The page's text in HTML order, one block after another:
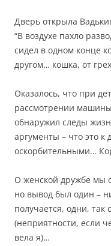
Дверь открыла
“В воздухе пахло
сидел в одном конце
другом… кошка, от
Оказалось, что при
рассмотрении
обнаружил следы
аргументы – что это к
оскорбительными…
О женской дружбе мы
но вывод был один –
получается, одни, так
(неприятности, если
вела я)…